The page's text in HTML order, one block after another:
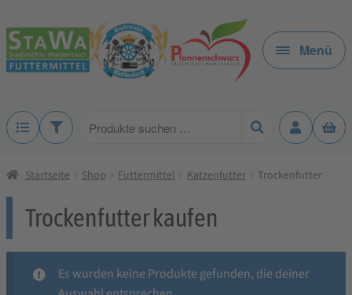
Zur
Navigation
springen
Zum
Inhalt
springen
Menü
Produkte
Startseite Shop Futtermittel Katzenfutter Trockenfutter
Trockenfutter kaufen
Es wurden keine Produkte gefunden, die deiner